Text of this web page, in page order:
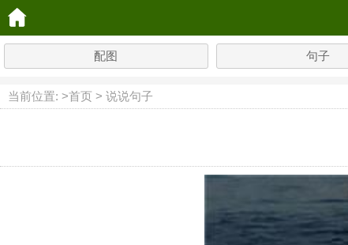
配图 句子
当前位置: >首页 > 说说句子